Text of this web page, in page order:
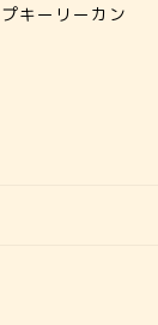
キーリーカン